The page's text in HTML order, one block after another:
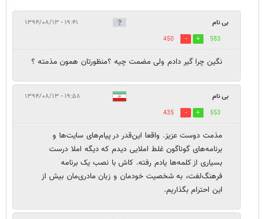
بی نام ۱۹:۴۱ - ۱۳۹۴/۰۸/۱۳
583
450
نگین چرا گیر دادم ولی مضمت چیه ؟منظورتان همون مذمته ؟
بی نام ۱۹:۵۸ - ۱۳۹۴/۰۸/۱۳
553
435
مذمت دوست عزیز. واقعا این‌قدر در پیام‌های سایت‌ها و
برنامه‌های گوناگون غلط املایی دیدم که دیگه املا درست
بسیاری از کلمه‌ها یادم رفته. کاش با نصب یک برنامه
فرهنگ‌لغت، به شخصیت خودمان و زبان مادری‌مان بیش از
این احترام بگذاریم.